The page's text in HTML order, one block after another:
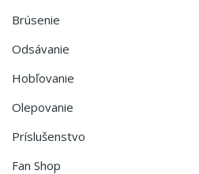
Brúsenie
Odsávanie
Hobľovanie
Olepovanie
Príslušenstvo
Fan Shop